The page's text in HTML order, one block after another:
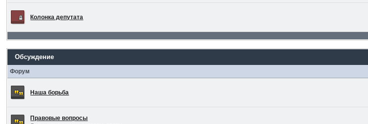
Колонка депутата
Обсуждение
Форум
Наша борьба
Правовые вопросы